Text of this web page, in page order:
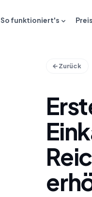
So funktioniert's
Zurück